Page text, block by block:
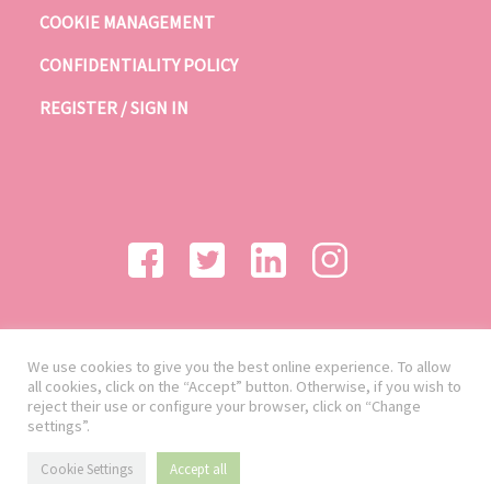
COOKIE MANAGEMENT
CONFIDENTIALITY POLICY
REGISTER / SIGN IN
We use cookies to give you the best online experience. To allow
all cookies, click on the “Accept” button. Otherwise, if you wish to
reject their use or configure your browser, click on “Change
settings”.
Cookie Settings Accept all